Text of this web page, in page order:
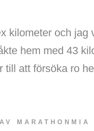
kilometer och
hem med 43
till att försöka ro
MARATHONMIA